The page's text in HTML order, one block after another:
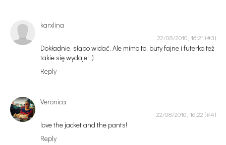
karxlina
22/08/2010, 16:21
Dokładnie, słąbo widać. Ale mimo to, buty fajne i futerko też
takie się wydaje! :)
Reply
Veronica
22/08/2010, 16:22
love the jacket and the pants!
Reply